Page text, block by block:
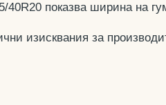
показва ширина на
изисквания за